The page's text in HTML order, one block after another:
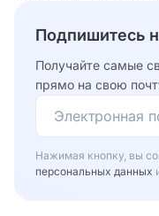
Подпишитесь
Получайте самые
прямо на свою
Нажимая кнопку, вы
персональных данных